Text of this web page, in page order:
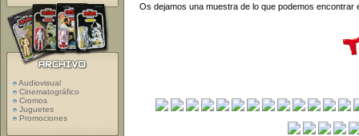
Os dejamos una muestra de lo que podemos encontrar
Audiovisual
Cinematográfico
Cromos
Juguetes
Promociones